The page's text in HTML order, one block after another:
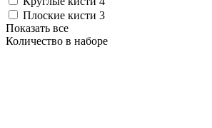
Плоские кисти 3
Показать все
Количество в наборе